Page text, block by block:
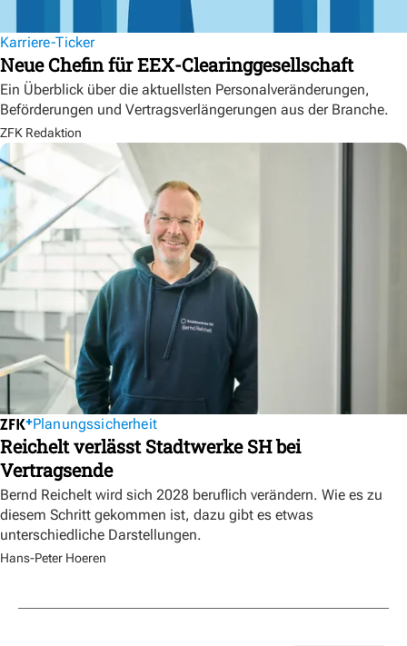
Karriere-Ticker
Neue Chefin für EEX-Clearinggesellschaft
Ein Überblick über die aktuellsten Personalveränderungen,
Beförderungen und Vertragsverlängerungen aus der Branche.
ZFK Redaktion
Planungssicherheit
Reichelt verlässt Stadtwerke SH bei
Vertragsende
Bernd Reichelt wird sich 2028 beruflich verändern. Wie es zu
diesem Schritt gekommen ist, dazu gibt es etwas
unterschiedliche Darstellungen.
Hans-Peter Hoeren